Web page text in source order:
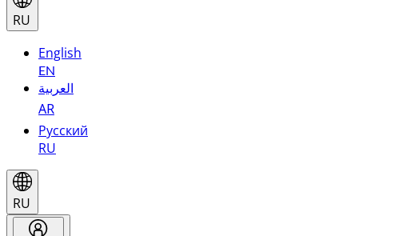
RU
English
EN
العربية
AR
Русский
RU
RU